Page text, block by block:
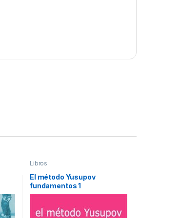
Libros
El método Yusupov
fundamentos 1